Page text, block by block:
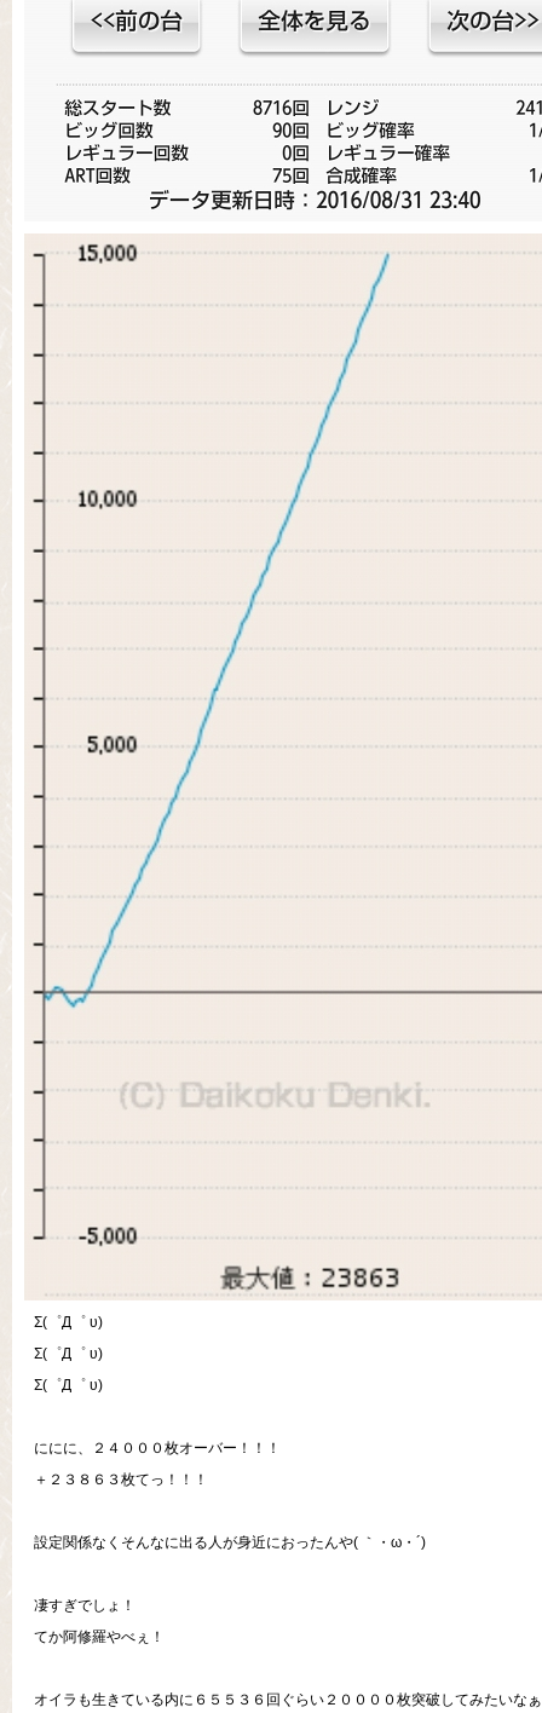
Σ(゜Д゜ υ)
Σ(゜Д゜ υ)
Σ(゜Д゜ υ)
ににに、２４０００枚オーバー！！！
＋２３８６３枚てっ！！！
設定関係なくそんなに出る人が身近におったんや( ｀・ω・´)
凄すぎでしょ！
てか阿修羅やべぇ！
オイラも生きている内に６５５３６回ぐらい２００００枚突破してみたい